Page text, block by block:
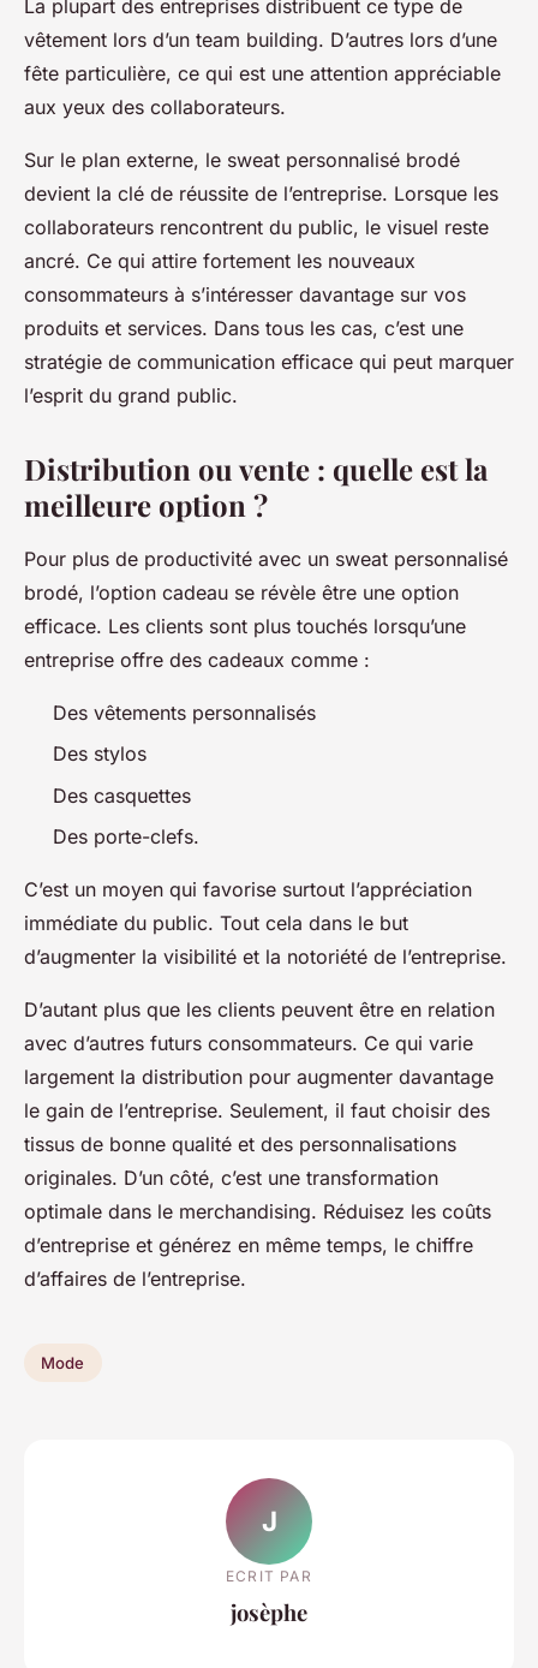
La plupart des entreprises distribuent ce type de
vêtement lors d’un team building. D’autres lors d’une
fête particulière, ce qui est une attention appréciable
aux yeux des collaborateurs.
Sur le plan externe, le sweat personnalisé brodé
devient la clé de réussite de l’entreprise. Lorsque les
collaborateurs rencontrent du public, le visuel reste
ancré. Ce qui attire fortement les nouveaux
consommateurs à s’intéresser davantage sur vos
produits et services. Dans tous les cas, c’est une
stratégie de communication efficace qui peut marquer
l’esprit du grand public.
Distribution ou vente : quelle est la
meilleure option ?
Pour plus de productivité avec un sweat personnalisé
brodé, l’option cadeau se révèle être une option
efficace. Les clients sont plus touchés lorsqu’une
entreprise offre des cadeaux comme :
Des vêtements personnalisés
Des stylos
Des casquettes
Des porte-clefs.
C’est un moyen qui favorise surtout l’appréciation
immédiate du public. Tout cela dans le but
d’augmenter la visibilité et la notoriété de l’entreprise.
D’autant plus que les clients peuvent être en relation
avec d’autres futurs consommateurs. Ce qui varie
largement la distribution pour augmenter davantage
le gain de l’entreprise. Seulement, il faut choisir des
tissus de bonne qualité et des personnalisations
originales. D’un côté, c’est une transformation
optimale dans le merchandising. Réduisez les coûts
d’entreprise et générez en même temps, le chiffre
d’affaires de l’entreprise.
Mode
J
ECRIT PAR
josèphe